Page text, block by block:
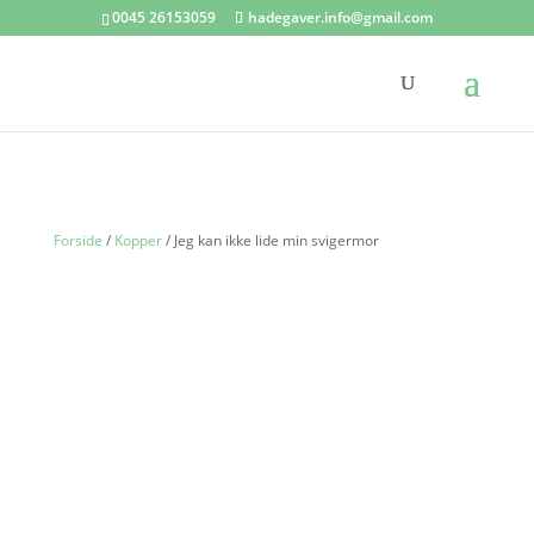
0045 26153059 hadegaver.info@gmail.com
Forside / Kopper/ Jeg kan ikke lide min svigermor